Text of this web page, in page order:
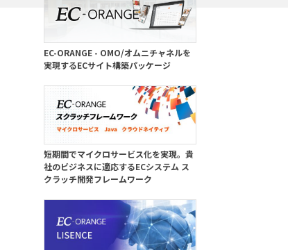
EC-ORANGE - OMO/オムニチャネルを
実現するECサイト構築パッケージ
短期間でマイクロサービス化を実現。貴
社のビジネスに適応するECシステム ス
クラッチ開発フレームワーク